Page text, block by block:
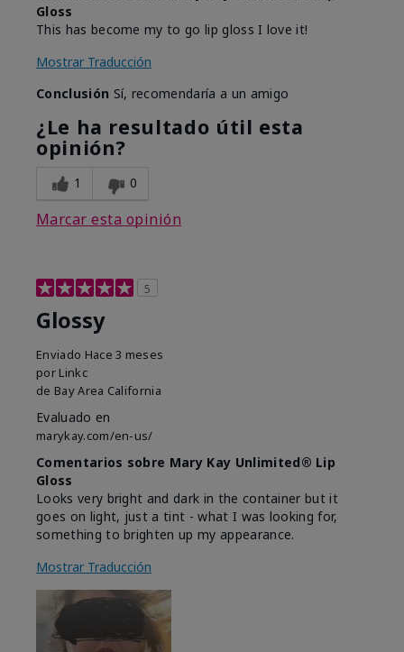
Gloss
This has become my to go lip gloss I love it!
Mostrar Traducción
Conclusión Sí, recomendaría a un amigo
¿Le ha resultado útil esta
opinión?
1 0
Marcar esta opinión
5
Glossy
Enviado Hace 3 meses
por Linkc
de Bay Area California
Evaluado en
marykay.com/en-us/
Comentarios sobre Mary Kay Unlimited® Lip
Gloss
Looks very bright and dark in the container but it
goes on light, just a tint - what I was looking for,
something to brighten up my appearance.
Mostrar Traducción